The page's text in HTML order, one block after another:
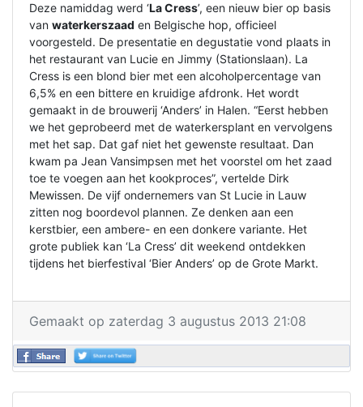
Deze namiddag werd ‘La Cress’, een nieuw bier op basis
van waterkerszaad en Belgische hop, officieel
voorgesteld. De presentatie en degustatie vond plaats in
het restaurant van Lucie en Jimmy (Stationslaan). La
Cress is een blond bier met een alcoholpercentage van
6,5% en een bittere en kruidige afdronk. Het wordt
gemaakt in de brouwerij ‘Anders’ in Halen. “Eerst hebben
we het geprobeerd met de waterkersplant en vervolgens
met het sap. Dat gaf niet het gewenste resultaat. Dan
kwam pa Jean Vansimpsen met het voorstel om het zaad
toe te voegen aan het kookproces”, vertelde Dirk
Mewissen. De vijf ondernemers van St Lucie in Lauw
zitten nog boordevol plannen. Ze denken aan een
kerstbier, een ambere- en een donkere variante. Het
grote publiek kan ‘La Cress’ dit weekend ontdekken
tijdens het bierfestival ‘Bier Anders’ op de Grote Markt.
Gemaakt op zaterdag 3 augustus 2013 21:08